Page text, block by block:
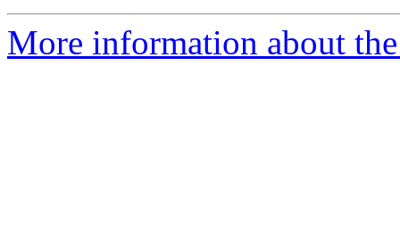
More information about